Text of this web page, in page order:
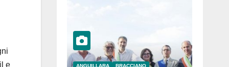
e
ANGUILLARA
BRACCIANO